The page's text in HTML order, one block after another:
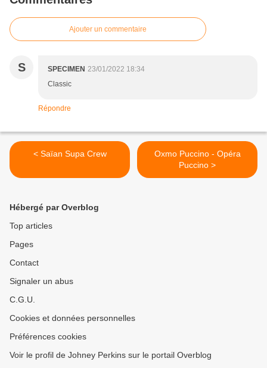
Ajouter un commentaire
S SPECIMEN 23/01/2022 18:34
Classic
Répondre
< Saïan Supa Crew
Oxmo Puccino - Opéra
Puccino >
Hébergé par Overblog
Top articles
Pages
Contact
Signaler un abus
C.G.U.
Cookies et données personnelles
Préférences cookies
Voir le profil de Johney Perkins sur le portail Overblog